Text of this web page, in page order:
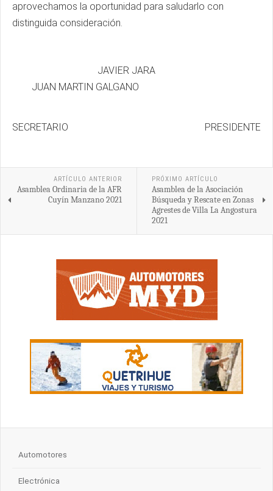
aprovechamos la oportunidad para saludarlo con
distinguida consideración.
JAVIER JARA
JUAN MARTIN GALGANO
SECRETARIO PRESIDENTE
ARTÍCULO ANTERIOR
Asamblea Ordinaria de la AFR
Cuyín Manzano 2021
PRÓXIMO ARTÍCULO
Asamblea de la Asociación
Búsqueda y Rescate en Zonas
Agrestes de Villa La Angostura
2021
Automotores
Electrónica